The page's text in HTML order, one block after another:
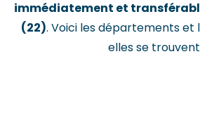
immédiatement et
(22). Voici les départements et
elles se